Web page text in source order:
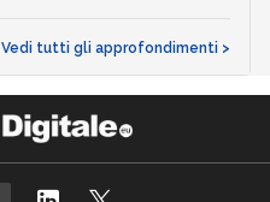
Vedi tutti gli approfondimenti >